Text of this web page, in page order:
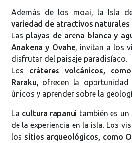
Además de los moai, la Isla
variedad de atractivos naturales
Las playas de arena blanca y
Anakena y Ovahe, invitan a los
disfrutar del paisaje paradisíaco.
Los cráteres volcánicos,
Raraku, ofrecen la oportunidad
únicos y aprender sobre la
La cultura rapanui también es
de la experiencia en la isla. Los
los sitios arqueológicos, como